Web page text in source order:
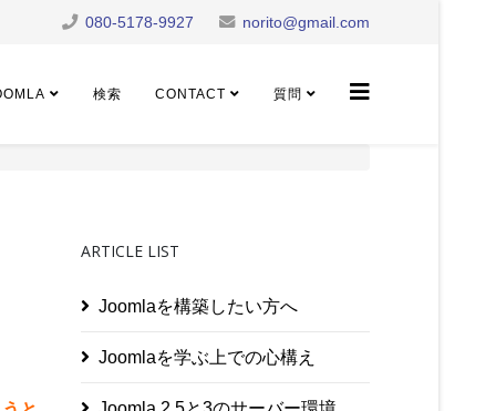
080-5178-9927 norito@gmail.com
検索 CONTACT 質問
ARTICLE LIST
Joomlaを構築したい方へ
Joomlaを学ぶ上での心構え